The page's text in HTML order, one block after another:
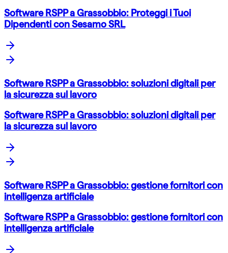
Software RSPP a Grassobbio: Proteggi i Tuoi
Dipendenti con Sesamo SRL
Software RSPP a Grassobbio: soluzioni digitali per
la sicurezza sul lavoro
Software RSPP a Grassobbio: soluzioni digitali per
la sicurezza sul lavoro
Software RSPP a Grassobbio: gestione fornitori con
intelligenza artificiale
Software RSPP a Grassobbio: gestione fornitori con
intelligenza artificiale